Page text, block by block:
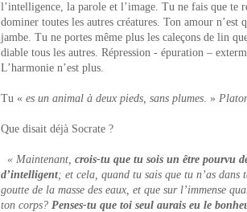
l’intelligence, la parole et l’image. Tu ne fais que te
dominer toutes les autres créatures. Ton amour
jambe. Tu ne portes même plus les caleçons de lin
diable tous les autres. Répression - épuration –
L’harmonie n’est plus.
Tu « es un animal à deux pieds, sans plumes. »
Que disait déjà Socrate ?
« Maintenant, crois-tu que tu sois un être pourvu
d’intelligent; et cela, quand tu sais que tu n’as dans
goutte de la masse des eaux, et que sur l’immense
ton corps? Penses-tu que toi seul aurais eu le